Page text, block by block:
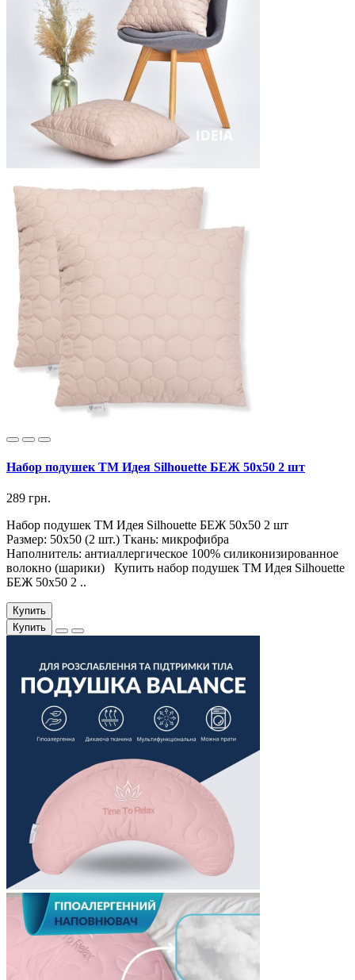
Набор подушек ТМ Идея Silhouette БЕЖ 50х50 2 шт
289 грн.
Набор подушек ТМ Идея Silhouette БЕЖ 50х50 2 шт
Размер: 50х50 (2 шт.) Ткань: микрофибра
Наполнитель: антиаллергическое 100% силиконизированное
волокно (шарики) Купить набор подушек ТМ Идея Silhouette
БЕЖ 50х50 2 ..
Купить
Купить